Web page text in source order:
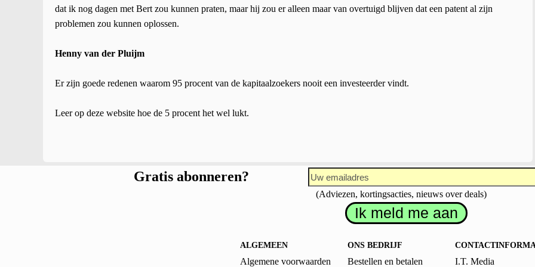
dat ik nog dagen met Bert zou kunnen praten, maar hij zou er alleen maar van overtuigd blijven dat een patent al zijn
problemen zou kunnen oplossen.
Henny van der Pluijm
Er zijn goede redenen waarom 95 procent van de kapitaalzoekers nooit een investeerder vindt.
Leer op deze website hoe de 5 procent het wel lukt.
Gratis abonneren?
(Adviezen, kortingsacties, nieuws over deals)
ALGEMEEN
Algemene voorwaarden
ONS BEDRIJF
Bestellen en betalen I.T. Media